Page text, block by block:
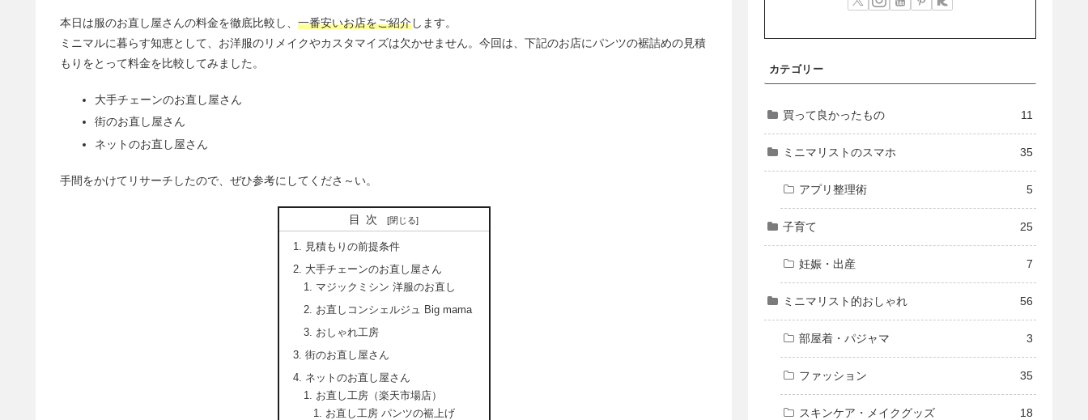
本日は服のお直し屋さんの料金を徹底比較し、 一番安いお店をご紹介します。
ミニマルに暮らす知恵として、お洋服のリメイクやカスタマイズは欠かせません。今回は、下記のお店にパンツの裾詰めの見積
もりをとって料金を比較してみました。
大手チェーンのお直し屋さん
街のお直し屋さん
ネットのお直し屋さん
手間をかけてリサーチしたので、ぜひ参考にしてくださ～い。
目次
見積もりの前提条件
大手チェーンのお直し屋さん
マジックミシン 洋服のお直し
お直しコンシェルジュ Big mama
おしゃれ工房
街のお直し屋さん
ネットのお直し屋さん
お直し工房（楽天市場店）
お直し工房 パンツの裾上げ
カテゴリー
買って良かったもの 11
ミニマリストのスマホ 35
アプリ整理術 5
子育て 25
妊娠・出産 7
ミニマリスト的おしゃれ 56
部屋着・パジャマ 3
ファッション 35
スキンケア・メイクグッズ 18